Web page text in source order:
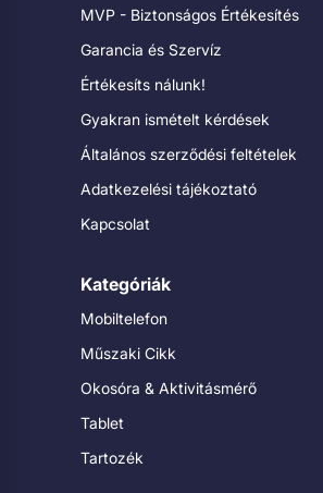
MVP - Biztonságos Értékesítés
Garancia és Szervíz
Értékesíts nálunk!
Gyakran ismételt kérdések
Általános szerződési feltételek
Adatkezelési tájékoztató
Kapcsolat
Kategóriák
Mobiltelefon
Műszaki Cikk
Okosóra & Aktivitásmérő
Tablet
Tartozék